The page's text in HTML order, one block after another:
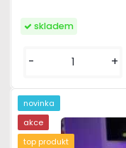
skladem
- +
novinka
akce
top produkt